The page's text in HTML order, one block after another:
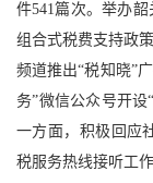
件541篇次。举办
组合式税费支持政
频道推出“税知晓”
务”微信公众号开
一方面，积极回应
税服务热线接听工